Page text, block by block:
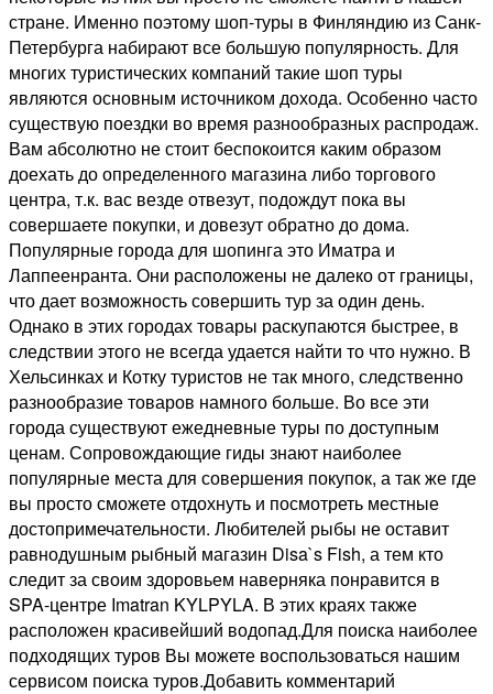
стране. Именно поэтому шоп-туры в Финляндию из Санк-
Петербурга набирают все большую популярность. Для
многих туристических компаний такие шоп туры
являются основным источником дохода. Особенно часто
существую поездки во время разнообразных распродаж.
Вам абсолютно не стоит беспокоится каким образом
доехать до определенного магазина либо торгового
центра, т.к. вас везде отвезут, подождут пока вы
совершаете покупки, и довезут обратно до дома.
Популярные города для шопинга это Иматра и
Лаппеенранта. Они расположены не далеко от границы,
что дает возможность совершить тур за один день.
Однако в этих городах товары раскупаются быстрее, в
следствии этого не всегда удается найти то что нужно. В
Хельсинках и Котку туристов не так много, следственно
разнообразие товаров намного больше. Во все эти
города существуют ежедневные туры по доступным
ценам. Сопровождающие гиды знают наиболее
популярные места для совершения покупок, а так же где
вы просто сможете отдохнуть и посмотреть местные
достопримечательности. Любителей рыбы не оставит
равнодушным рыбный магазин Disa`s Fish, а тем кто
следит за своим здоровьем наверняка понравится в
SPA-центре Imatran KYLPYLA. В этих краях также
расположен красивейший водопад.Для поиска наиболее
подходящих туров Вы можете воспользоваться нашим
сервисом поиска туров.Добавить комментарий